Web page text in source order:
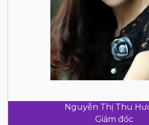
Nguyễn Thị Thu
Giám đốc